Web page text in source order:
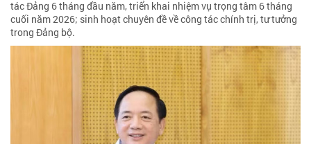
tác Đảng 6 tháng đầu năm, triển khai nhiệm vụ trọng tâm 6 tháng
cuối năm 2026; sinh hoạt chuyên đề về công tác chính trị, tư tưởng
trong Đảng bộ.